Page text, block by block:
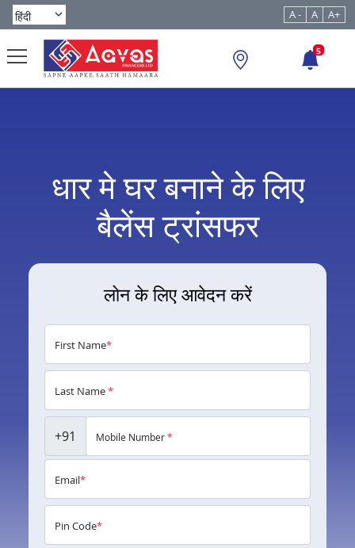
A - A A+
5
धार मे घर बनाने के लिए
बैलेंस ट्रांसफर
लोन के लिए आवेदन करें
First Name*
Last Name*
+91 Mobile Number*
Email*
Pin Code*